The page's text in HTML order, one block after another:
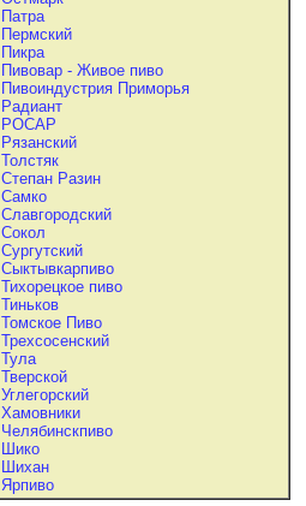
Патра
Пермский
Пикра
Пивовар - Живое пиво
Пивоиндустрия Приморья
Радиант
РОСАР
Рязанский
Толстяк
Степан Разин
Самко
Славгородский
Сокол
Сургутский
Сыктывкарпиво
Тихорецкое пиво
Тиньков
Томское Пиво
Трехсосенский
Тула
Тверской
Углегорский
Хамовники
Челябинскпиво
Шико
Шихан
Ярпиво